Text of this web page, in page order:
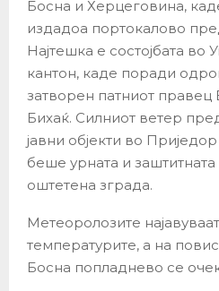
Босна и Херцеговина,
издадоа портокалово
Најтешка е состојбата во
кантон, каде поради
затворен патниот правец
Бихаќ. Силниот ветер
јавни објекти во
беше урната и заштитната
оштетена зграда.
Метеоролозите
температурите, а на
Босна попладнево се